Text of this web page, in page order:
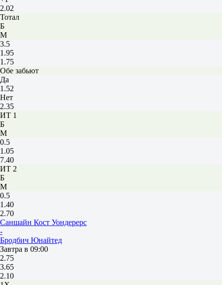
2.02
Тотал
Б
М
3.5
1.95
1.75
Обе забьют
Да
1.52
Нет
2.35
ИТ 1
Б
М
0.5
1.05
7.40
ИТ 2
Б
М
0.5
1.40
2.70
Саншайн Кост Уондерерс
-
Бродбич Юнайтед
Завтра в 09:00
2.75
3.65
2.10